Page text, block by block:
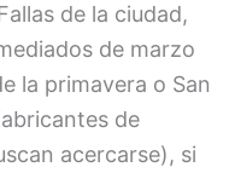
de la ciudad,
de marzo
la primavera o San
de
acercarse), si